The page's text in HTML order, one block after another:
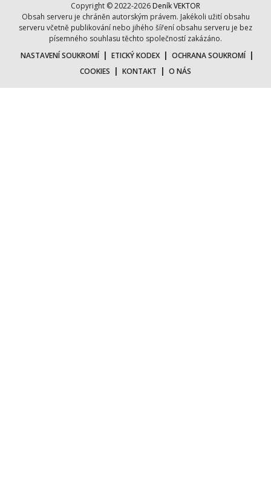
Copyright © 2022-2026 Deník VEKTOR
Obsah serveru je chráněn autorským právem. Jakékoli užití obsahu
serveru včetně publikování nebo jihého šíření obsahu serveru je bez
písemného souhlasu těchto společností zakázáno.
NASTAVENÍ SOUKROMÍ | ETICKÝ KODEX | OCHRANA SOUKROMÍ |
COOKIES | KONTAKT | O NÁS